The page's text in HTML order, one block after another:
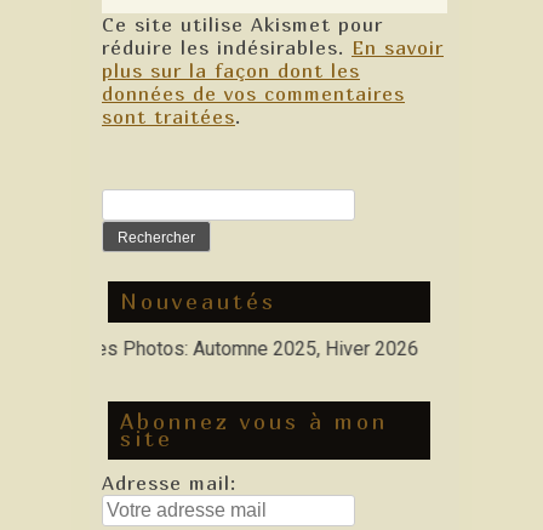
Ce site utilise Akismet pour
réduire les indésirables. En savoir
plus sur la façon dont les
données de vos commentaires
sont traitées.
Nouveautés
Photos: Automne 2025, Hiver 2026
Abonnez vous à mon
site
Adresse mail: